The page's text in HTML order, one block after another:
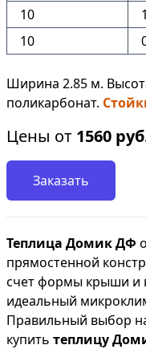
10
1
10
Ширина 2.85 м.
поликарбонат.
Цены от 1560
Заказать
Теплица Домик ДФ
прямостенной
счет формы крыши и
идеальный
Правильный выбор
купить теплицу